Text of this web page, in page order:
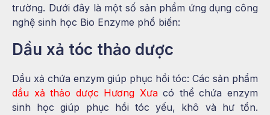
trường. Dưới đây là một số sản phẩm ứng dụng công
nghệ sinh học Bio Enzyme phổ biến:
Dầu xả tóc thảo dược
Dầu xả chứa enzym giúp phục hồi tóc: Các sản phẩm
dầu xả thảo dược Hương Xưacó thể chứa enzym
sinh học giúp phục hồi tóc yếu, khô và hư tổn.